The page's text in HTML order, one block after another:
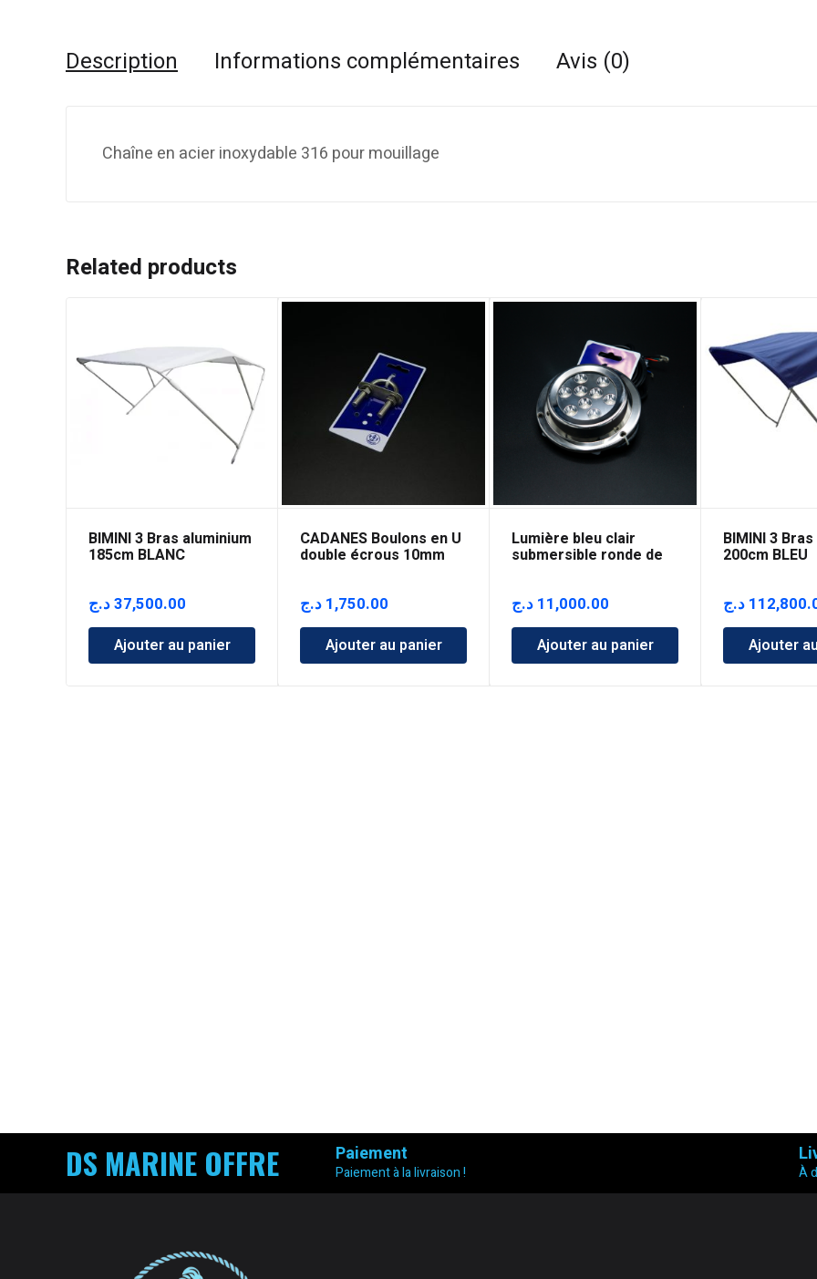
Description Informations complémentaires Avis (0)
Chaîne en acier inoxydable 316 pour mouillage
Related products
BIMINI 3 Bras aluminium
185cm BLANC
37,500.00د.ج
Ajouter au panier
CADANES Boulons en U
double écrous 10mm
1,750.00 د.ج
Ajouter au panier
Lumière bleu clair
submersible ronde de
11,000.00 د.ج
Ajouter au panier
BIMINI 3 Bras
200cm BLEU
د.ج
Ajouter
DS MARINE OFFRE Paiement
Paiement à la livraison ! À